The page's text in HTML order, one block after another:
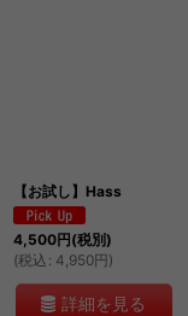
【お試し】Hass
4,500円(税別)
(税込 : 4,950円)
詳細を見る